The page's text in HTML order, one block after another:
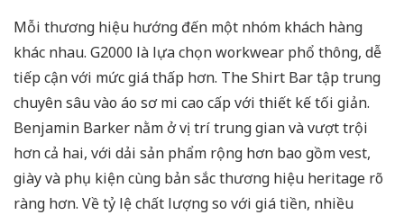
Mỗi thương hiệu hướng đến một nhóm khách hàng
khác nhau. G2000 là lựa chọn workwear phổ thông, dễ
tiếp cận với mức giá thấp hơn. The Shirt Bar tập trung
chuyên sâu vào áo sơ mi cao cấp với thiết kế tối giản.
Benjamin Barker nằm ở vị trí trung gian và vượt trội
hơn cả hai, với dải sản phẩm rộng hơn bao gồm vest,
giày và phụ kiện cùng bản sắc thương hiệu heritage rõ
ràng hơn. Về tỷ lệ chất lượng so với giá tiền, nhiều